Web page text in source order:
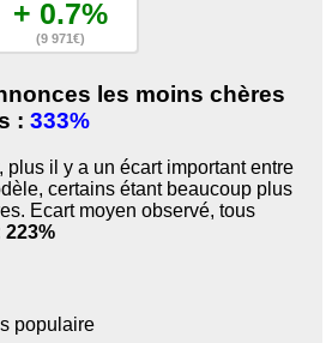
+ 0.7%
(9 971€)
les moins chères
: 333%
plus il y a un écart important entre
certains étant beaucoup plus
Ecart moyen observé, tous
223%
populaire